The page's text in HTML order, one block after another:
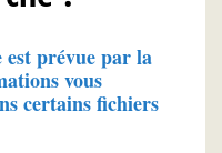
prévue par la
vous
certains fichiers